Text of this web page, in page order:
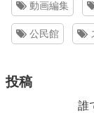
動画編集
公民館
投稿
誰